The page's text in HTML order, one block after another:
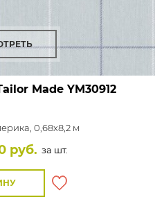
MadeYM30912
0,68x8,2 м
руб. за шт.